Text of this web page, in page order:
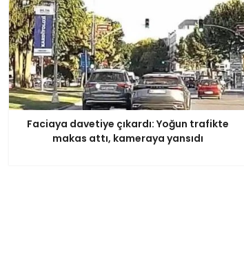
Faciaya davetiye çıkardı: Yoğun trafikte
makas attı, kameraya yansıdı